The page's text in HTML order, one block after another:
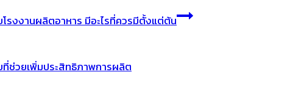
รงงานผลิตอาหาร มีอะไรที่ควรมีตั้งแต่ต้น